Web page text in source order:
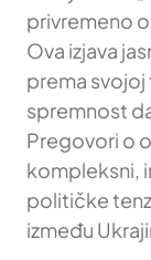
privremeno
Ova izjava
prema
spremnost
Pregovori o
kompleksni,
političke
između